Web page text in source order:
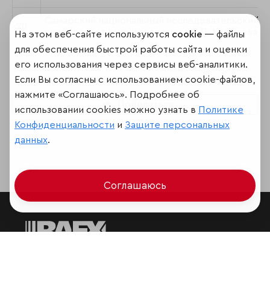
Самарский национальный исследовательский
университет имени академика С.П. Королева
На этом веб-сайте используются cookie — файлы
для обеспечения быстрой работы сайта и оценки
его использования через сервисы веб-аналитики.
Если Вы согласны с использованием cookie-файлов,
нажмите «Соглашаюсь». Подробнее об
использовании cookies можно узнать в Политике
Конфиденциальности и Защите персональных
данных.
Соглашаюсь